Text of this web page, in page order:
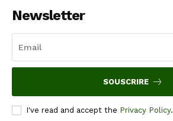
Newsletter
SOUSCRIRE
I've read and accept the Privacy Policy.